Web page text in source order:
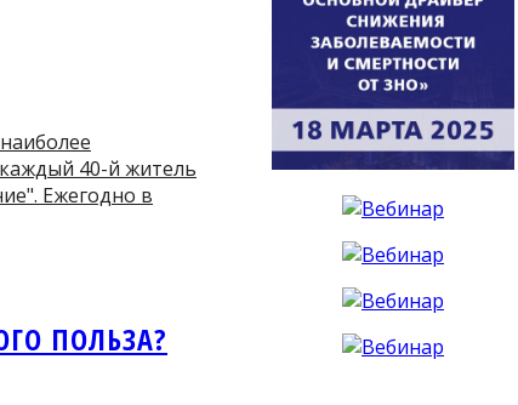
40-й житель
Ежегодно в
ПОЛЬЗА?